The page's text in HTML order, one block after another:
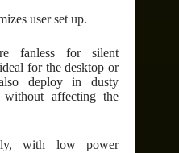
user set up.
fanless for silent
for the desktop or
deploy in dusty
without affecting the
with low power